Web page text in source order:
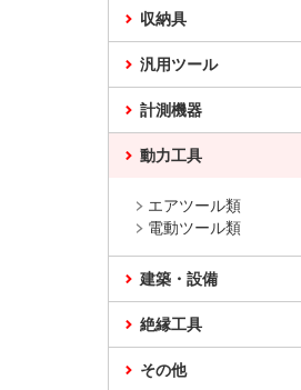
収納具
汎用ツール
計測機器
動力工具
エアツール類
電動ツール類
建築・設備
絶縁工具
その他